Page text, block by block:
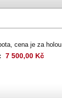
cena je za
7 500,00 Kč